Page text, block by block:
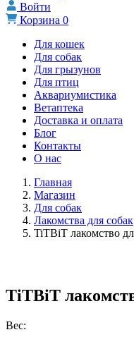
Войти
Корзина 0
Для кошек
Для собак
Для грызунов
Для птиц
Аквариумистика
Ветаптека
Доставка и оплата
Блог
Контакты
О нас
Главная
Магазин
Для собак
Лакомства для собак
TiTBiT лакомство
TiTBiT
Вес: